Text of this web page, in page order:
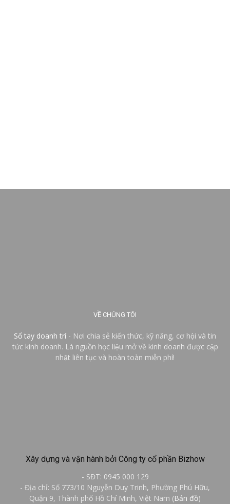
VỀ CHÚNG TÔI
Sổ tay doanh trí - Nơi chia sẻ kiến thức, kỹ năng, cơ hội và tin
tức kinh doanh. Là nguồn học liệu mở về kinh doanh được cập
nhật liên tục và hoàn toàn miễn phí!
Xây dựng và vận hành bởi Công ty cổ phần Bizhow
- SĐT: 0945 000 129
- Địa chỉ: Số 773/10 Nguyễn Duy Trinh, Phường Phú Hữu,
Quận 9, Thành phố Hồ Chí Minh, Việt Nam (Bản đồ)